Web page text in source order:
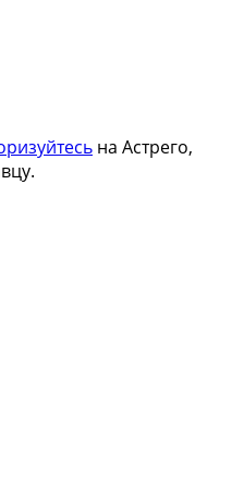
на Астрего,